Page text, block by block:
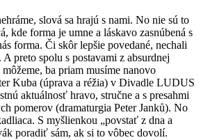
slová sa hrajú s nami. No nie sú to
kde forma je umne a láskavo zasnúbená s
forma. Či skôr lepšie povedané, nechali
preto spolu s postavami z absurdnej
ba priam musíme nanovo
Kuba (úprava a réžia) v Divadle LUDUS
aktuálnosť hravo, stručne a s presahmi
pomerov (dramaturgia Peter Janků). No
S myšlienkou „povstať z dna a
poradiť sám, ak si to vôbec dovolí.